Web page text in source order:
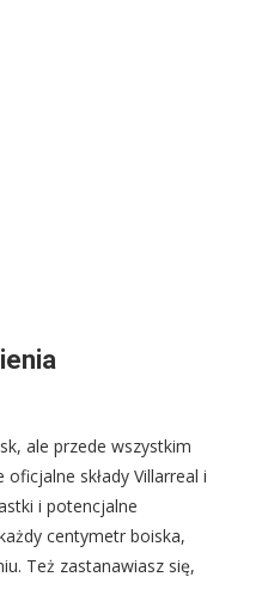
ale przede wszystkim
składy Villarreal i
i potencjalne
centymetr boiska,
Też zastanawiasz się,